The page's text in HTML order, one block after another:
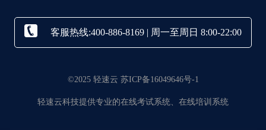
客服热线:400-886-8169 | 周一至周日 8:00-22:00
©2025 轻速云 苏ICP备16049646号-1
轻速云科技提供专业的在线考试系统、在线培训系统